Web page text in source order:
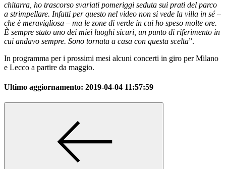
chitarra, ho trascorso svariati pomeriggi seduta sui prati del parco
a strimpellare. Infatti per questo nel video non si vede la villa in sé –
che è meravigliosa – ma le zone di verde in cui ho speso molte ore.
È sempre stato uno dei miei luoghi sicuri, un punto di riferimento in
cui andavo sempre. Sono tornata a casa con questa scelta”.
In programma per i prossimi mesi alcuni concerti in giro per Milano
e Lecco a partire da maggio.
Ultimo aggiornamento: 2019-04-04 11:57:59